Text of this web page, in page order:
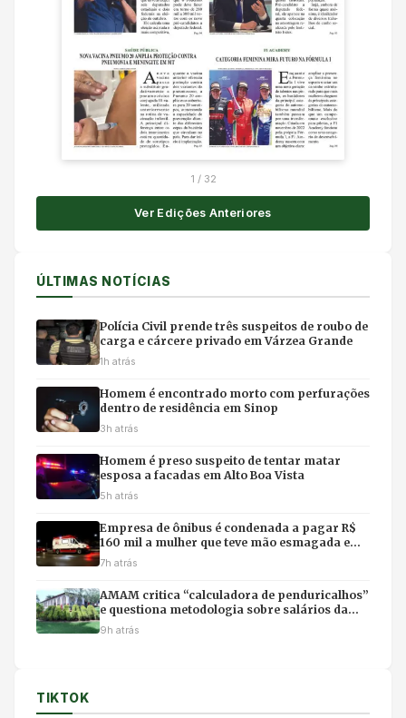
1 / 32
Ver Edições Anteriores
ÚLTIMAS NOTÍCIAS
Polícia Civil prende três suspeitos de roubo de
carga e cárcere privado em Várzea Grande
1h atrás
Homem é encontrado morto com perfurações
dentro de residência em Sinop
3h atrás
Homem é preso suspeito de tentar matar
esposa a facadas em Alto Boa Vista
5h atrás
Empresa de ônibus é condenada a pagar R$
160 mil a mulher que teve mão esmagada em
acidente
7h atrás
AMAM critica “calculadora de penduricalhos”
e questiona metodologia sobre salários da
magistratura
9h atrás
TIKTOK